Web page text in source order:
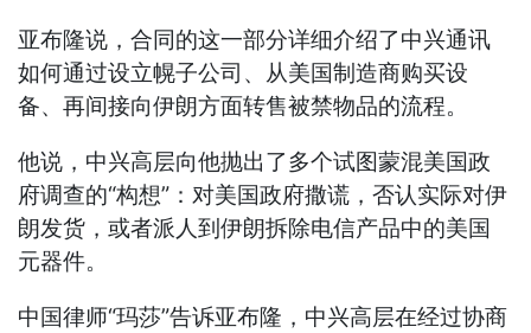
亚布隆说，合同的这一部分详细介绍了中兴通讯
如何通过设立幌子公司、从美国制造商购买设
备、再间接向伊朗方面转售被禁物品的流程。
他说，中兴高层向他抛出了多个试图蒙混美国政
府调查的“构想”：对美国政府撒谎，否认实际对伊
朗发货，或者派人到伊朗拆除电信产品中的美国
元器件。
中国律师“玛莎”告诉亚布隆，中兴高层在经过协商